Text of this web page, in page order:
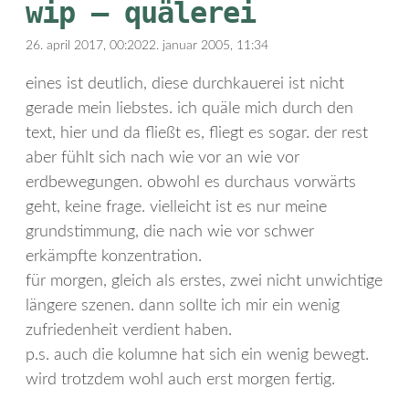
wip – quälerei
26. april 2017, 00:2022. januar 2005, 11:34
eines ist deutlich, diese durchkauerei ist nicht
gerade mein liebstes. ich quäle mich durch den
text, hier und da fließt es, fliegt es sogar. der rest
aber fühlt sich nach wie vor an wie vor
erdbewegungen. obwohl es durchaus vorwärts
geht, keine frage. vielleicht ist es nur meine
grundstimmung, die nach wie vor schwer
erkämpfte konzentration.
für morgen, gleich als erstes, zwei nicht unwichtige
längere szenen. dann sollte ich mir ein wenig
zufriedenheit verdient haben.
p.s. auch die kolumne hat sich ein wenig bewegt.
wird trotzdem wohl auch erst morgen fertig.